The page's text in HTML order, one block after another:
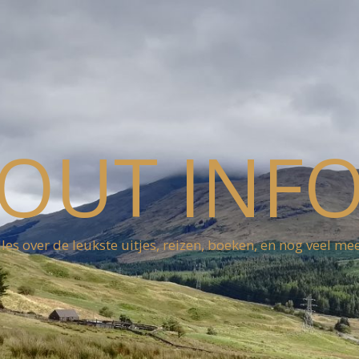
over de leukste uitjes, reizen, boeken, en nog veel